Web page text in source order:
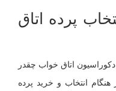
پرده اتاق
اتاق خواب چقدر
انتخاب و خرید پرده